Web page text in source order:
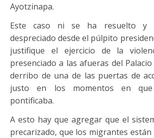
Ayotzinapa.
Este caso ni se ha resuelto y
despreciado desde el púlpito
justifique el ejercicio de la
presenciado a las afueras del
derribo de una de las puertas de
justo en los momentos en
pontificaba.
A esto hay que agregar que el
precarizado, que los migrantes